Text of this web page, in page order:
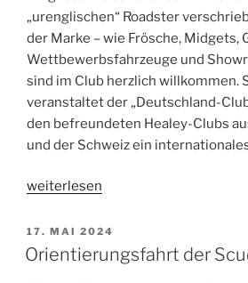
„urenglischen“ Roadster
der Marke – wie Frösche, Midgets,
Wettbewerbsfahrzeuge und
sind im Club herzlich willkommen.
veranstaltet der „Deutschland-
den befreundeten Healey-Clubs
und der Schweiz ein
„Austin
Club
Germany
weiterlesen
VERÖFFENTLICHT
AM
17. MAI 2024
Orientierungsfahrt der